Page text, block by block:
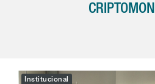
Institucional